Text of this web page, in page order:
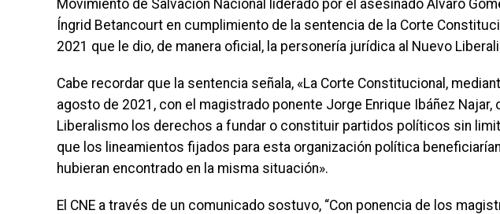
Movimiento de Salvación Nacional liderado por el asesinado Álvaro
Íngrid Betancourt en cumplimiento de la sentencia de la Corte
2021 que le dio, de manera oficial, la personería jurídica al Nuevo
Cabe recordar que la sentencia señala, «La Corte Constitucional,
agosto de 2021, con el magistrado ponente Jorge Enrique Ibáñez
Liberalismo los derechos a fundar o constituir partidos políticos sin
que los lineamientos fijados para esta organización política
hubieran encontrado en la misma situación».
El CNE a través de un comunicado sostuvo, “Con ponencia de los